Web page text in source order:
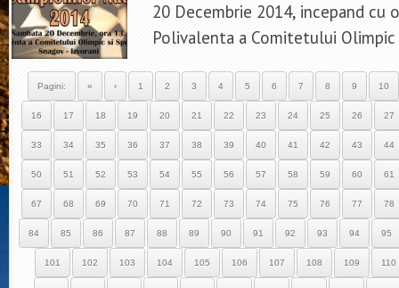
20 Decembrie 2014, incepand cu
Polivalenta a Comitetului Olimpic
Pagini: « ‹ 1 2 3 4 5 6 7 8 9 10
16 17 18 19 20 21 22 23 24 25 26 27
33 34 35 36 37 38 39 40 41 42 43 44
50 51 52 53 54 55 56 57 58 59 60 61
67 68 69 70 71 72 73 74 75 76 77 78
84 85 86 87 88 89 90 91 92 93 94 95
101 102 103 104 105 106 107 108 109 110